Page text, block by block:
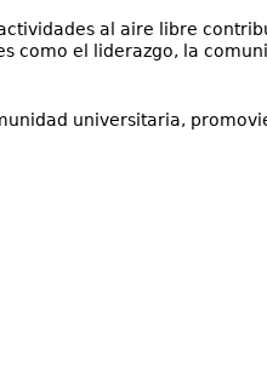
al aire libre
como el liderazgo, la
universitaria,